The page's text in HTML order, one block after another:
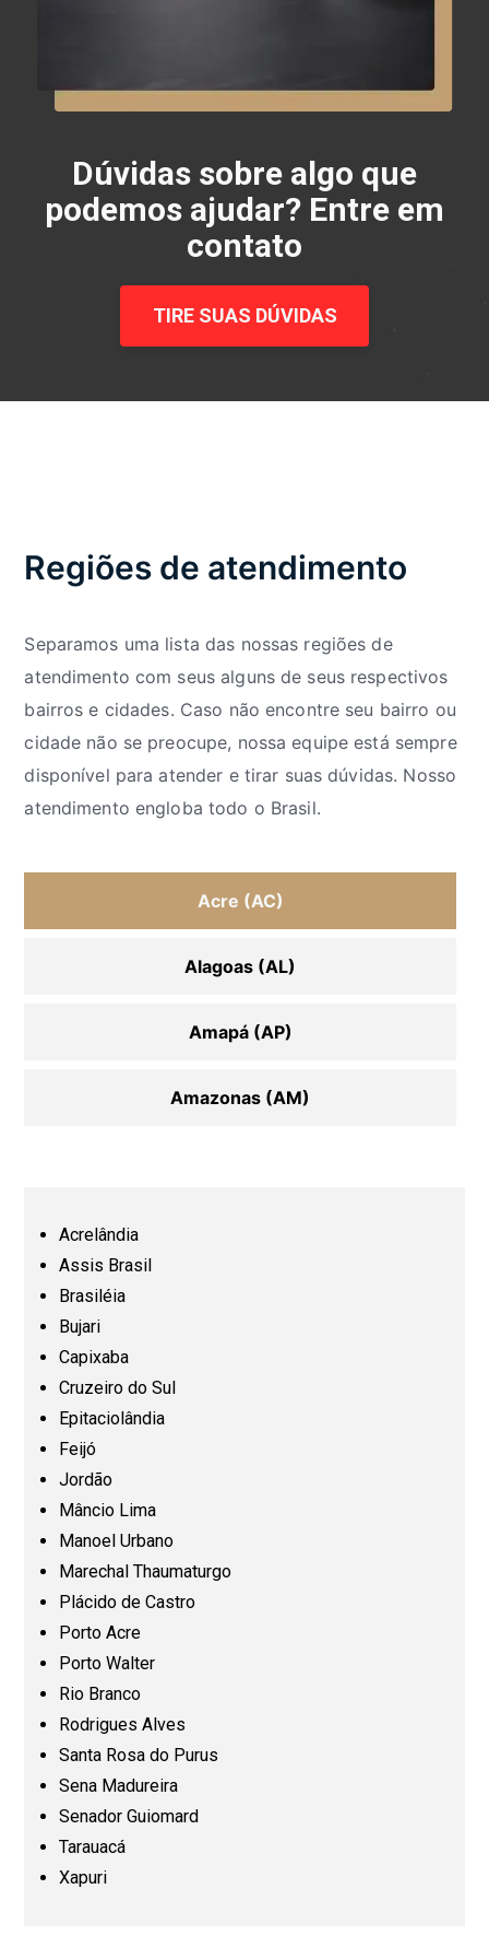
Dúvidas sobre algo que
podemos ajudar? Entre em
contato
TIRE SUAS DÚVIDAS
Regiões de atendimento
Separamos uma lista das nossas regiões de
atendimento com seus alguns de seus respectivos
bairros e cidades. Caso não encontre seu bairro ou
cidade não se preocupe, nossa equipe está sempre
disponível para atender e tirar suas dúvidas. Nosso
atendimento engloba todo o Brasil.
Acre (AC)
Alagoas (AL)
Amapá (AP)
Amazonas (AM)
Paraíba (PB)
Paraná (PR)
Acrelândia
Assis Brasil
Brasiléia
Bujari
Capixaba
Cruzeiro do Sul
Epitaciolândia
Feijó
Jordão
Mâncio Lima
Manoel Urbano
Marechal Thaumaturgo
Plácido de Castro
Porto Acre
Porto Walter
Rio Branco
Rodrigues Alves
Santa Rosa do Purus
Sena Madureira
Senador Guiomard
Tarauacá
Xapuri